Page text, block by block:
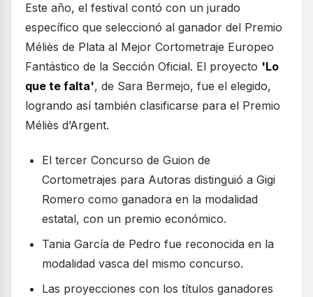
Este año, el festival contó con un jurado
específico que seleccionó al ganador del Premio
Méliès de Plata al Mejor Cortometraje Europeo
Fantástico de la Sección Oficial. El proyecto 'Lo
que te falta', de Sara Bermejo, fue el elegido,
logrando así también clasificarse para el Premio
Méliès d’Argent.
El tercer Concurso de Guion de
Cortometrajes para Autoras distinguió a Gigi
Romero como ganadora en la modalidad
estatal, con un premio económico.
Tania García de Pedro fue reconocida en la
modalidad vasca del mismo concurso.
Las proyecciones con los títulos ganadores